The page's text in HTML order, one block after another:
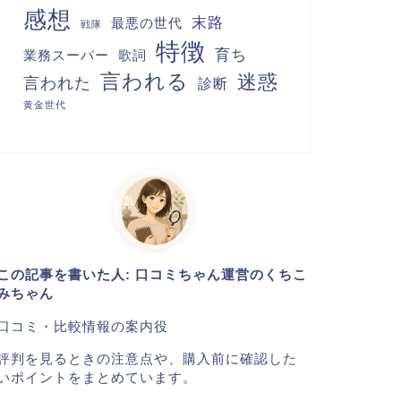
感想 戦隊 最悪の世代 末路
業務スーパー 歌詞 特徴 育ち
言われた 言われる 診断 迷惑
黄金世代
の記事を書いた人: 口コミちゃん運営のくちこ
ちゃん
コミ・比較情報の案内役
判を見るときの注意点や、購入前に確認した
ポイントをまとめています。